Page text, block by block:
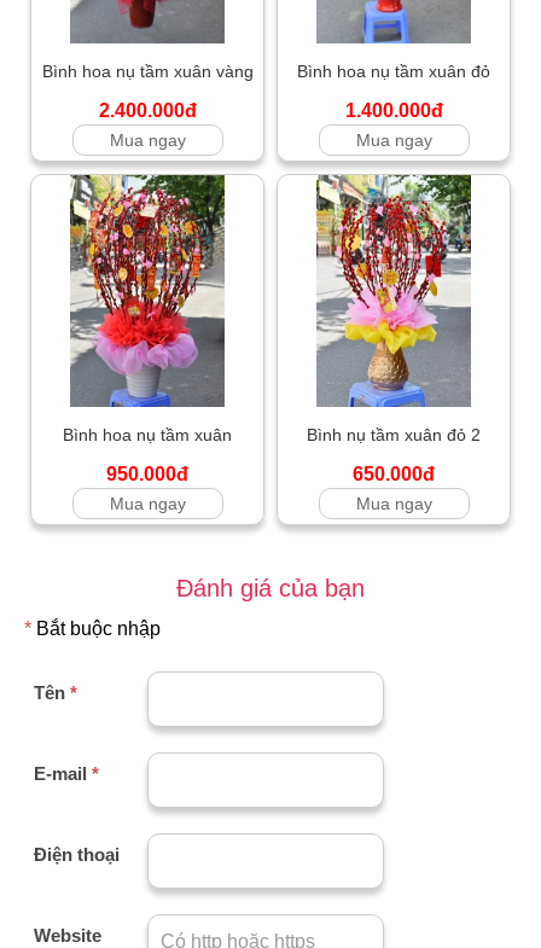
Bình hoa nụ tầm xuân vàng
2.400.000đ
Mua ngay
Bình hoa nụ tầm xuân đỏ
1.400.000đ
Mua ngay
Bình hoa nụ tầm xuân
950.000đ
Mua ngay
Bình nụ tầm xuân đỏ 2
650.000đ
Mua ngay
Đánh giá của bạn
* Bắt buộc nhập
Tên *
E-mail *
Điện thoại
Website